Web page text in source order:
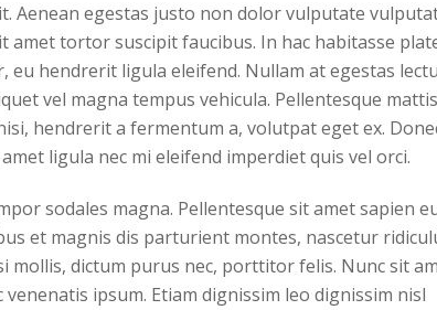
Aenean egestas justo non dolor vulputate
amet tortor suscipit faucibus. In hac habitasse
hendrerit ligula eleifend. Nullam at egestas
vel magna tempus vehicula. Pellentesque mattis
hendrerit a fermentum a, volutpat eget ex.
ligula nec mi eleifend imperdiet quis vel orci.
sodales magna. Pellentesque sit amet sapien
et magnis dis parturient montes, nascetur
mollis, dictum purus nec, porttitor felis. Nunc sit
venenatis ipsum. Etiam dignissim leo dignissim nisl